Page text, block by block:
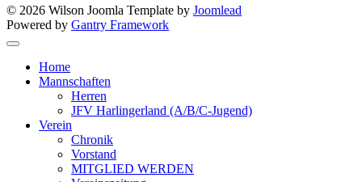
© 2026 Wilson Joomla Template by Joomlead
Powered by Gantry Framework
Home
Mannschaften
Herren
JFV Harlingerland (A/B/C-Jugend)
Verein
Chronik
Vorstand
MITGLIED WERDEN